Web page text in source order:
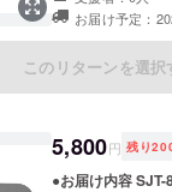
込）お届け予定：
このリターンを選択
5,800円 残り
●お届け内容